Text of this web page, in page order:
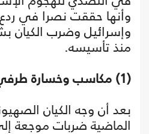
وأنها حققت نصرا في ردع
وإسرائيل وضرب الكيان
منذ تأسيسه.
(1) مكاسب وخسارة طرفي الحرب
بعد أن وجه الكيان
الماضية ضربات موجعة